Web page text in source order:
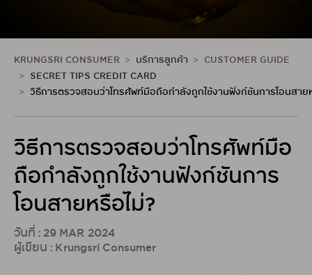
KRUNGSRI CONSUMER บริการลูกค้า
CUSTOMER GUIDE
SECRET TIPS CREDIT CARD
วิธีการตรวจสอบว่าโทรศัพท์มือถือกำลังถูกใช้งานฟังก์ชันการโอนสาย
วิธีการตรวจสอบว่าโทรศัพท์มือ
ถือกำลังถูกใช้งานฟังก์ชันการ
โอนสายหรือไม่?
วันที่ : 29 MAR 2024
ผู้เขียน : Krungsri Consumer